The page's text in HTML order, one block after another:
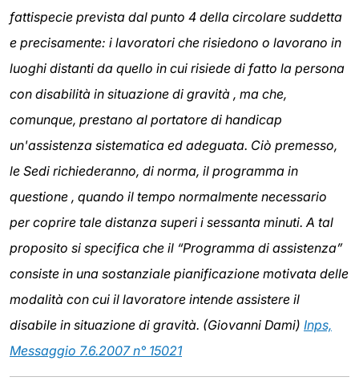
fattispecie prevista dal punto 4 della circolare suddetta
e precisamente: i lavoratori che risiedono o lavorano in
luoghi distanti da quello in cui risiede di fatto la persona
con disabilità in situazione di gravità , ma che,
comunque, prestano al portatore di handicap
un'assistenza sistematica ed adeguata. Ciò premesso,
le Sedi richiederanno, di norma, il programma in
questione , quando il tempo normalmente necessario
per coprire tale distanza superi i sessanta minuti. A tal
proposito si specifica che il “Programma di assistenza”
consiste in una sostanziale pianificazione motivata delle
modalità con cui il lavoratore intende assistere il
disabile in situazione di gravità. (Giovanni Dami) Inps,
Messaggio 7.6.2007 n° 15021